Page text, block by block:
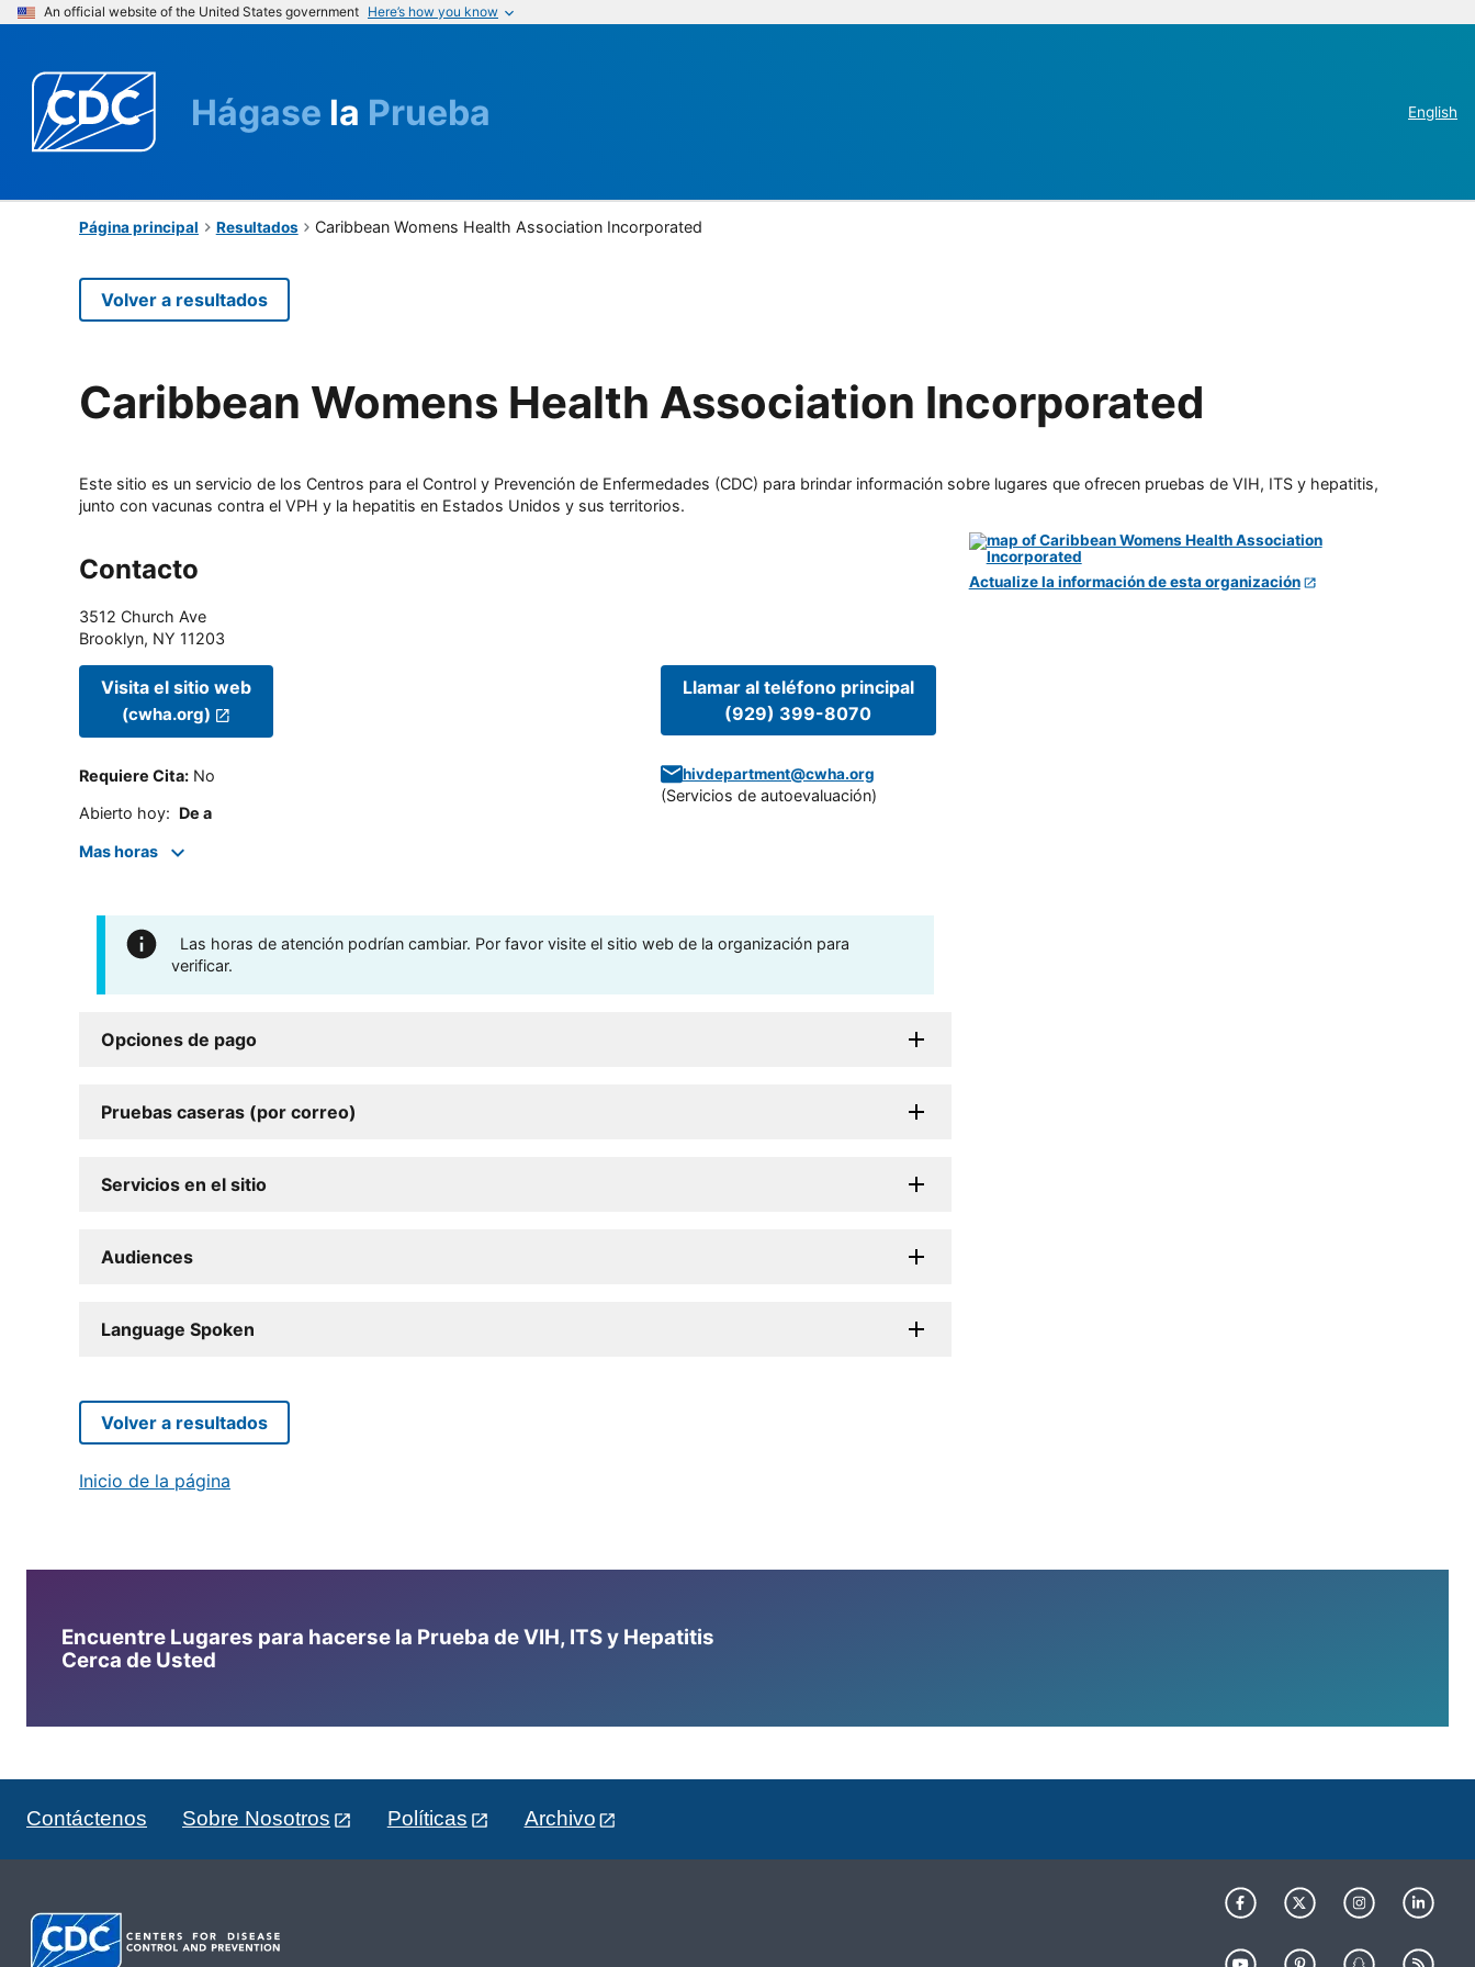
An official website of the United States government Here’s how you know
Hágase la Prueba English
Página principal Resultados Caribbean Womens Health Association Incorporated
Volver a resultados
Caribbean Womens Health Association Incorporated
Este sitio es un servicio de los Centros para el Control y Prevención de Enfermedades (CDC) para brindar información sobre lugares que ofrecen pruebas de VIH, ITS y hepatitis,
junto con vacunas contra el VPH y la hepatitis en Estados Unidos y sus territorios.
Contacto
3512 Church Ave
Brooklyn, NY 11203
Visita el sitio web
(cwha.org)
Requiere Cita: No
Abierto hoy: De a
Mas horas
Llamar al teléfono principal
(929) 399-8070
hivdepartment@cwha.org
(Servicios de autoevaluación)
Las horas de atención podrían cambiar. Por favor visite el sitio web de la organización para
verificar.
Opciones de pago
Pruebas caseras (por correo)
Servicios en el sitio
Audiences
Language Spoken
Actualize la información de esta organización
Volver a resultados
Inicio de la página
Encuentre Lugares para hacerse la Prueba de VIH, ITS y Hepatitis
Cerca de Usted
Contáctenos Sobre Nosotros Políticas Archivo